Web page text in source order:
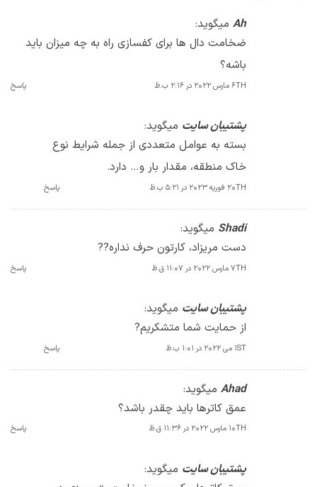
Ah میگوید:
ضخامت دال ها برای کفسازی راه به چه میزان باید
باشه؟
6TH مارس 2022 در 2:16 ب.ظ پاسخ
پشتیبان سایت میگوید:
بسته به عوامل متعددی از جمله شرایط نوع
خاک منطقه، مقدار بار و… دارد.
20TH فوریه 2023 در 5:21 ب.ظ پاسخ
Shadi میگوید:
دست مریزاد، کارتون حرف نداره??
7TH مارس 2022 در 11:07 ق.ظ پاسخ
پشتیبان سایت میگوید:
از حمایت شما متشکریم?
1ST می 2022 در 1:01 ب.ظ پاسخ
Ahad میگوید:
عمق کاترها باید چقدر باشد؟
10TH مارس 2022 در 11:36 ق.ظ پاسخ
پشتیبان سایت میگوید: